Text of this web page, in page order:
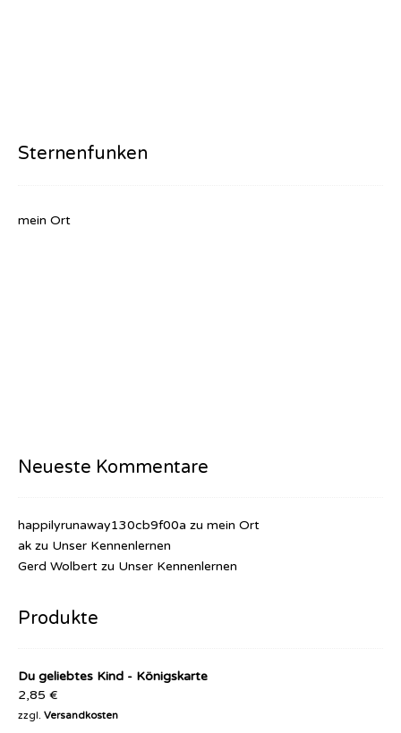
Sternenfunken
mein Ort
Neueste Kommentare
happilyrunaway130cb9f00a zu mein Ort
ak zu Unser Kennenlernen
Gerd Wolbert zu Unser Kennenlernen
Produkte
Du geliebtes Kind - Königskarte
2,85 €
zzgl. Versandkosten